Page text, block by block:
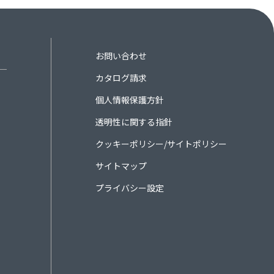
お問い合わせ
カタログ請求
個人情報保護方針
透明性に関する指針
クッキーポリシー/サイトポリシー
サイトマップ
プライバシー設定